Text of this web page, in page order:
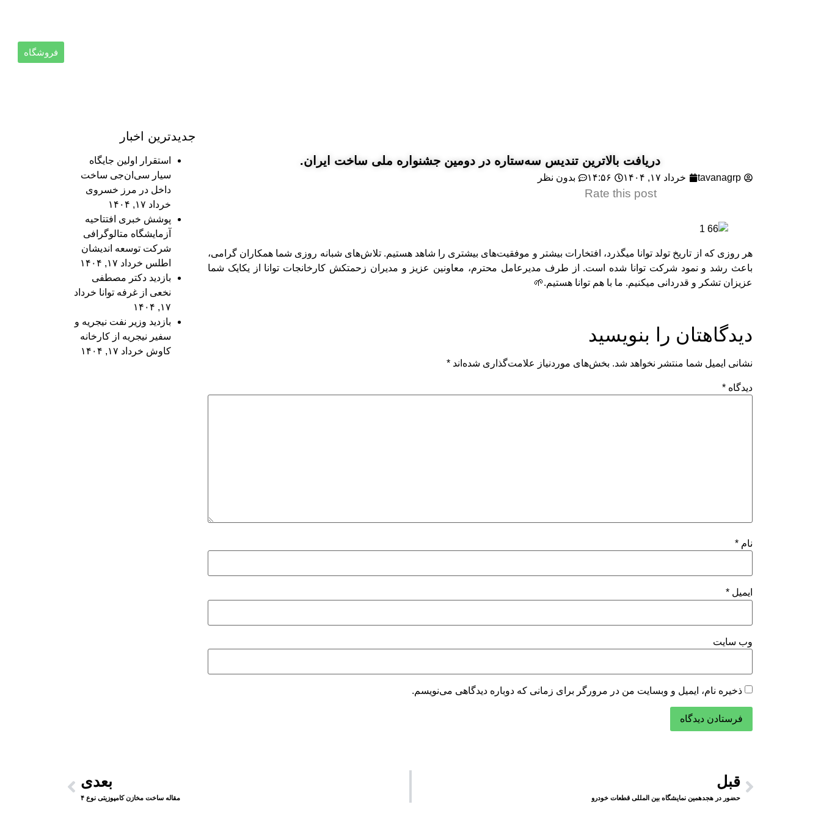
فروشگاه
جدیدترین اخبار
استقرار اولین جایگاه
سیار سی‌ان‌جی ساخت
داخل در مرز خسروی
خرداد ۱۷, ۱۴۰۴
پوشش خبری افتتاحیه
آزمایشگاه متالوگرافی
شرکت توسعه اندیشان
اطلس خرداد ۱۷, ۱۴۰۴
بازدید دکتر مصطفی
نخعی از غرفه توانا خرداد
۱۷, ۱۴۰۴
بازدید وزیر نفت نیجریه و
سفیر نیجریه از کارخانه
کاوش خرداد ۱۷, ۱۴۰۴
دریافت بالاترین تندیس سه‌ستاره در دومین جشنواره ملی ساخت ایران.
tavanagrp خرداد ۱۷, ۱۴۰۴ ۱۴:۵۶ بدون نظر
Rate this post
هر روزی که از تاریخ تولد توانا میگذرد، افتخارات بیشتر و موفقیت‌های بیشتری را شاهد هستیم. تلاش‌های شبانه روزی شما همکاران گرامی،
باعث رشد و نمود شرکت توانا شده است. از طرف مدیرعامل محترم، معاونین عزیز و مدیران زحمتکش کارخانجات توانا از یکایک شما
عزیزان تشکر و قدردانی میکنیم. ما با هم توانا هستیم.🌱
دیدگاهتان را بنویسید
نشانی ایمیل شما منتشر نخواهد شد. بخش‌های موردنیاز علامت‌گذاری شده‌اند *
دیدگاه *
نام *
ایمیل *
وب‌ سایت
ذخیره نام، ایمیل و وبسایت من در مرورگر برای زمانی که دوباره دیدگاهی می‌نویسم.
قبل
حضور در هجدهمین نمایشگاه بین المللی قطعات خودرو
بعدی
مقاله ساخت مخازن کامپوزیتی نوع ۴